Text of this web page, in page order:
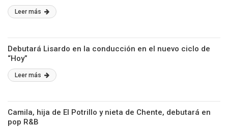
Leer más
Debutará Lisardo en la conducción en el nuevo ciclo de
“Hoy”
Leer más
Camila, hija de El Potrillo y nieta de Chente, debutará en
pop R&B